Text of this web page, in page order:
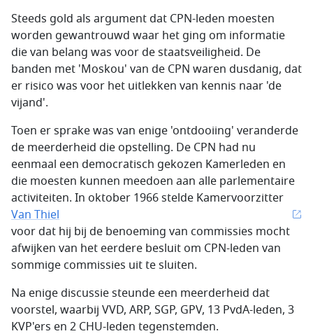
Steeds gold als argument dat CPN-leden moesten
worden gewantrouwd waar het ging om informatie
die van belang was voor de staatsveiligheid. De
banden met 'Moskou' van de CPN waren dusdanig, dat
er risico was voor het uitlekken van kennis naar 'de
vijand'.
Toen er sprake was van enige 'ontdooiing' veranderde
de meerderheid die opstelling. De CPN had nu
eenmaal een democratisch gekozen Kamerleden en
die moesten kunnen meedoen aan alle parlementaire
activiteiten. In oktober 1966 stelde Kamervoorzitter
Van Thiel
voor dat hij bij de benoeming van commissies mocht
afwijken van het eerdere besluit om CPN-leden van
sommige commissies uit te sluiten.
Na enige discussie steunde een meerderheid dat
voorstel, waarbij VVD, ARP, SGP, GPV, 13 PvdA-leden, 3
KVP'ers en 2 CHU-leden tegenstemden.